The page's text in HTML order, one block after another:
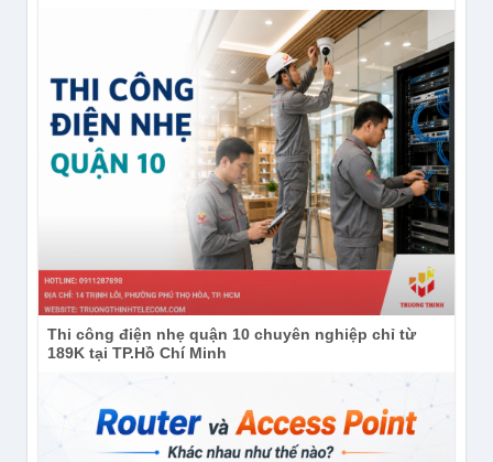
Thi công điện nhẹ quận 10 chuyên nghiệp chỉ từ
189K tại TP.Hồ Chí Minh